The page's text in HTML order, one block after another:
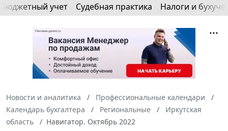
Бюджетный учет Судебная практика Налоги и
Новости и аналитика
Профессиональные календари
Календарь бухгалтера
Региональные
Иркутская
область
Навигатор. Октябрь 2022